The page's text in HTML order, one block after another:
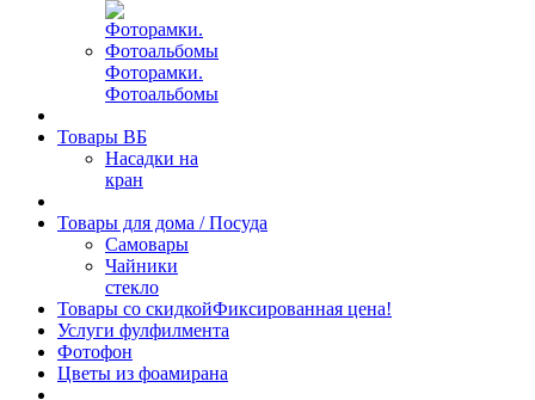
Фоторамки.
Фотоальбомы
Товары ВБ
Насадки на
кран
Товары для дома / Посуда
Самовары
Чайники
стекло
Товары со скидкойФиксированная цена!
Услуги фулфилмента
Фотофон
Цветы из фоамирана